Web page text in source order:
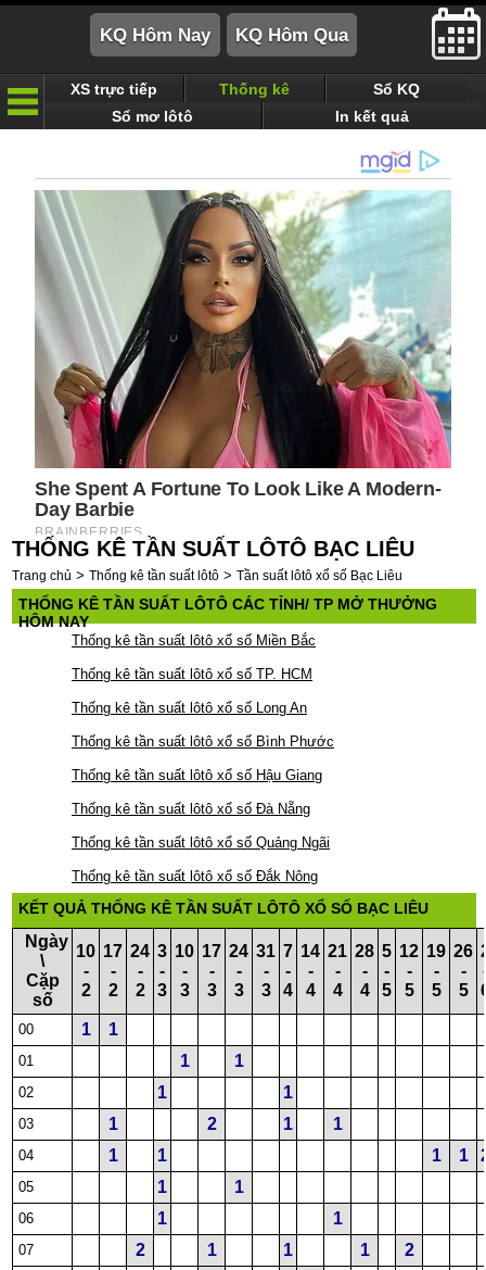
XS trực tiếp Thống kê
Sổ KQ
Sổ mơ lôtô
In kết quả
THỐNG KÊ TẦN SUẤT LÔTÔ BẠC LIÊU
Trang chủ > Thống kê tần suất lôtô > Tần suất lôtô xổ số Bạc Liêu
THỐNG KÊ TẦN SUẤT LÔTÔ CÁC TỈNH/ TP MỞ THƯỞNG
HÔM NAY
Thống kê tần suất lôtô xổ số Miền Bắc
Thống kê tần suất lôtô xổ số TP. HCM
Thống kê tần suất lôtô xổ số Long An
Thống kê tần suất lôtô xổ số Bình Phước
Thống kê tần suất lôtô xổ số Hậu Giang
Thống kê tần suất lôtô xổ số Đà Nẵng
Thống kê tần suất lôtô xổ số Quảng Ngãi
Thống kê tần suất lôtô xổ số Đắk Nông
KẾT QUẢ THỐNG KÊ TẦN SUẤT LÔTÔ XỔ SỐ BẠC LIÊU
Ngày
\
Cặp
số
10
-
2
17
-
2
24
-
2
3
-
3
10
-
3
17
-
3
24
-
3
31
-
3
7
-
4
14
-
4
21
-
4
28
-
4
5
-
5
12
-
5
19
-
5
26
-
5
00 1 1
01 1 1
02 1 1
03 1 2 1 1
04 1 1 1 1
05 1 1
06 1 1
07 2 1 1 1 2